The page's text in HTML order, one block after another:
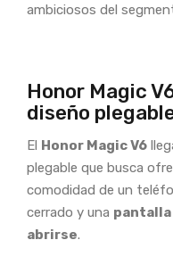
ambiciosos del
Honor Magic
diseño
El Honor Magic V6
plegable que busca
comodidad de un
cerrado y una pantalla
abrirse.